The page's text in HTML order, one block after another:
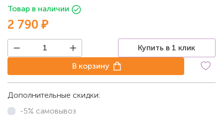
Товар в наличии
2 790 ₽
Купить в 1 клик
В корзину
Дополнительные скидки:
-5% самовывоз